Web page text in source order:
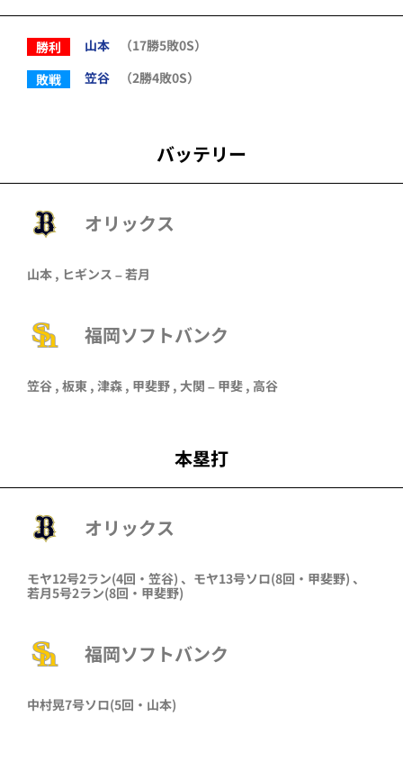
勝利 山本
（17勝5敗0S）
敗戦
笠谷 （2勝4敗0S）
バッテリー
オリックス
山本 , ヒギンス –若月
福岡ソフトバンク
笠谷 , 板東 , 津森 , 甲斐野 , 大関 – 甲斐 , 高谷
本塁打
オリックス
モヤ12号2ラン(4回・ 笠谷) 、 モヤ13号ソロ(8回・ 甲斐野) 、
若月5号2ラン(8回・ 甲斐野)
福岡ソフトバンク
中村晃7号ソロ(5回・ 山本)